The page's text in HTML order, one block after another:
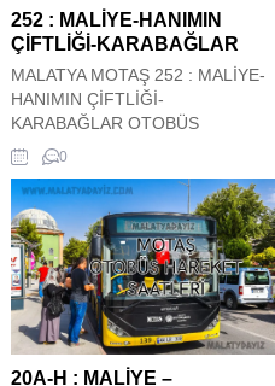
sitemiz tarafından güncel olarak
çekilmektedir. ...
252 : MALİYE-HANIMIN
ÇİFTLİĞİ-KARABAĞLAR
MALATYA MOTAŞ 252 : MALİYE-
HANIMIN ÇİFTLİĞİ-
KARABAĞLAR OTOBÜS
HAREKET SAATLERİ Malatya
Motaş Şehir içi 252 : MALİYE-
HANIMIN ÇİFTLİĞİ-
KARABAĞLAR Otobüs Kalkış
saatleri siz değerli
ziyaretçilerimizin hizmetindedir.
Hareket saatleri güncel olup
sitemiz tarafından güncel olarak
çekilmektedir. 252 : MALİYE-
HANIMIN ÇİFTLİĞİ-
0
20A-H : MALİYE –